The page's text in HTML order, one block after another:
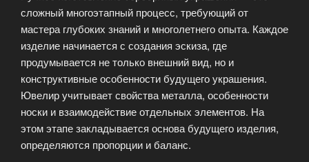
сложный многоэтапный процесс, требующий от
мастера глубоких знаний и многолетнего опыта. Каждое
изделие начинается с создания эскиза, где
продумывается не только внешний вид, но и
конструктивные особенности будущего украшения.
Ювелир учитывает свойства металла, особенности
носки и взаимодействие отдельных элементов. На
этом этапе закладывается основа будущего изделия,
определяются пропорции и баланс.